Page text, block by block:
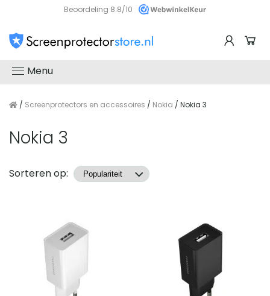
Beoordeling 8.8/10
Menu
/ Screenprotectors en accessoires / Nokia / Nokia 3
Nokia 3
Producten
Sorteren op: